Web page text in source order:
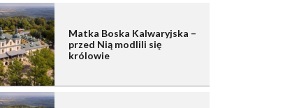
Matka Boska Kalwaryjska –
przed Nią modlili się
królowie